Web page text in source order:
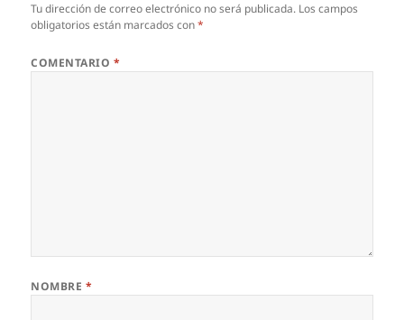
Tu dirección de correo electrónico no será publicada. Los campos
obligatorios están marcados con*
COMENTARIO *
NOMBRE *